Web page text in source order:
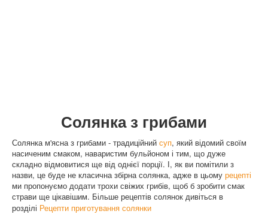
Солянка з грибами
Солянка м'ясна з грибами - традиційний суп, який відомий своїм
насиченим смаком, наваристим бульйоном і тим, що дуже
складно відмовитися ще від однієї порції. І, як ви помітили з
назви, це буде не класична збірна солянка, адже в цьому рецепті
ми пропонуємо додати трохи свіжих грибів, щоб б зробити смак
страви ще цікавішим. Більше рецептів солянок дивіться в
розділі Рецепти приготування солянки